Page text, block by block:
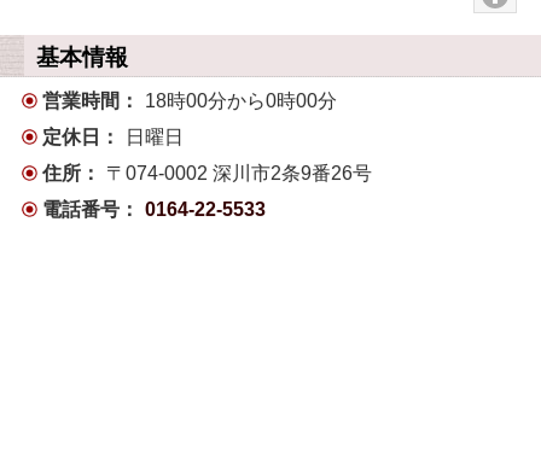
基本情報
営業時間：
18時00分から0時00分
定休日：
日曜日
住所：
〒074-0002 深川市2条9番26号
電話番号：
0164-22-5533